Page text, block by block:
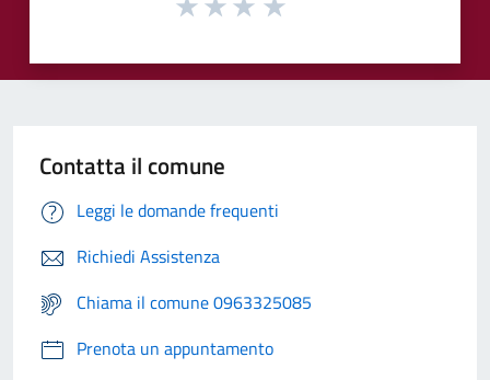
Contatta il comune
Leggi le domande frequenti
Richiedi Assistenza
Chiama il comune 0963325085
Prenota un appuntamento